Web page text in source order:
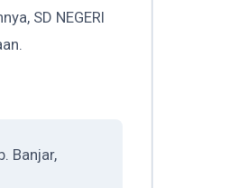
SD NEGERI
Banjar,